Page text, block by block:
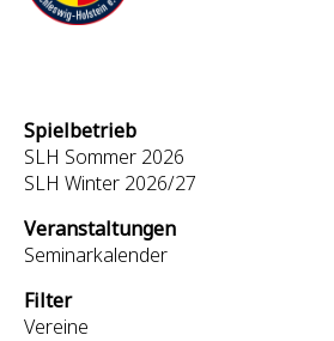
Spielbetrieb
SLH Sommer 2026
SLH Winter 2026/27
Veranstaltungen
Seminarkalender
Filter
Vereine